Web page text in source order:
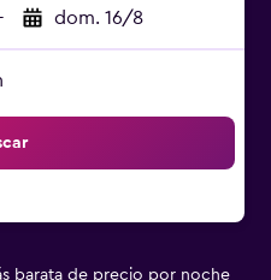
dom. 16/8
barata de precio por noche